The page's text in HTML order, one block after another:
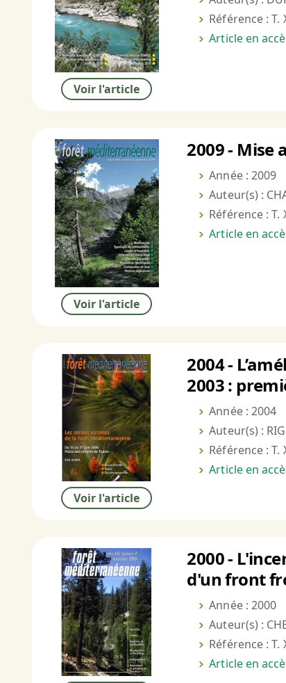
Voir l'article
Référence : T.
Article en
Voir l'article
2009 - Mise
Année : 2009
Auteur(s) :
Référence : T.
Article en
Voir l'article
2004 -
2003 :
Année : 2004
Auteur(s) :
Référence : T.
Article en
2000 -
d'un front
Année : 2000
Auteur(s) :
Référence : T.
Article en